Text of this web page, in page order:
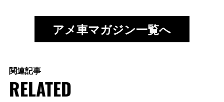
アメ車マガジン一覧へ
関連記事
RELATED